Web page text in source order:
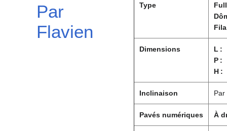
Par
Flavien
Type
Dimensions
L :
P :
H :
Inclinaison Par
Pavés numériques À